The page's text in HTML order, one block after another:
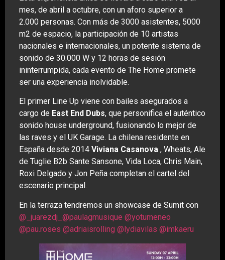
mes, de abril a octubre, con un aforo superior a
2.000 personas. Con más de 3000 asistentes, 5000
m2 de espacio, la participación de 10 artistas
nacionales e internacionales, un potente sistema de
sonido de 30.000 W y 12 horas de sesión
ininterrumpida, cada evento de The Home promete
ser una experiencia inolvidable.
El primer Line Up viene con bailes asegurados a
cargo de East End Dubs, que personifica el auténtico
sonido house underground, fusionando lo mejor de
las raves y el UK Garage. La chilena residente en
España desde 2014 Viviana Casanova , Wheats, Ale
de Tuglie B2b Sante Sansone, Vida Loca, Chris Main,
Roxi Delgado y Jon Peña completan el cartel del
escenario principal.
En la terraza tendremos un showcase de Sumit con
@_juarezdj_ @paulagmusique @yotumeneo
@pau.roses @adriaisrolling @lydiavilas @imkaeru